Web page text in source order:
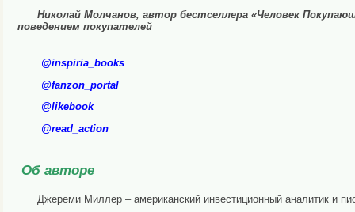
Николай Молчанов, автор бестселлера «Человек
поведением покупателей
@inspiria_books
@fanzon_portal
@likebook
@read_action
Об авторе
Джереми Миллер – американский инвестиционный аналитик и